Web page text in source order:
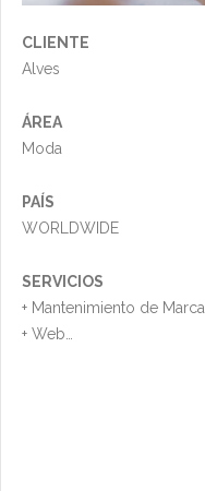
CLIENTE
Alves
ÁREA
Moda
PAÍS
WORLDWIDE
SERVICIOS
+ Mantenimiento de Marca
+ Web